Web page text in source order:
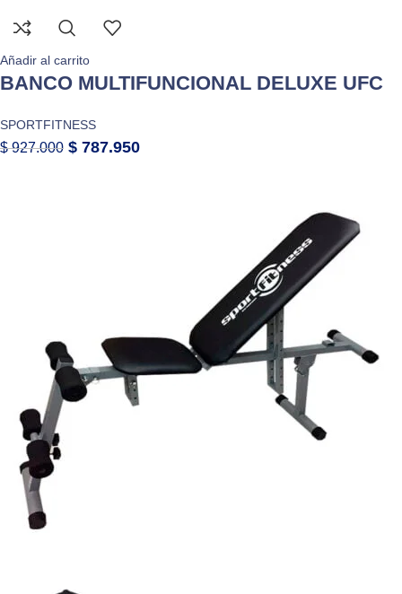
Añadir al carrito
BANCO MULTIFUNCIONAL DELUXE UFC
SPORTFITNESS
$927.000 $ 787.950